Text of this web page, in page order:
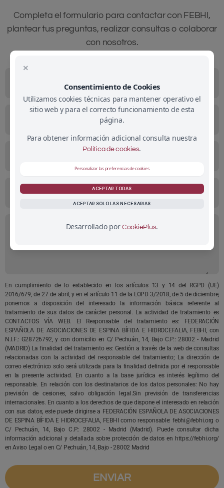
Completa el formulario para contactar con FEBHI,
plantear tus preguntas, realizar consultas o colaborar
con nosotros.
En cumplimiento de lo establecido en los artículos 13 y 14 del RGPD (UE)
2016/679, de 27 de abril, y en el artículo 11 de la LOPD 3/2018, de 5 de diciembre,
ponemos a disposición del interesado la información básica referente al
tratamiento de sus datos de carácter personal. La actividad de tratamiento es
CONTACTOS VÍA WEB. El Responsable del tratamiento es: FEDERACIÓN
ESPAÑOLA DE ASOCIACIONES DE ESPINA BÍFIDA E HIDROCEFALIA, FEBHI, con
N.I.F.: G28726792, y con domicilio en C/ Pechuán, 14, Bajo C.P.: 28002 - Madrid
(MADRID) La finalidad del tratamiento es: Gestión a través de la web de consultas
relacionadas con la actividad del responsable del tratamiento; La dirección de
correo electrónico solo será utilizada para la finalidad definida por el responsable
en la presente actividad. En cuanto a la base jurídica es interés legítimo del
responsable. En relación con los destinatarios de los datos personales: No hay
previsión de cesiones, salvo obligación legal.Sin previsión de transferencias
internacionales. En cuanto a los derechos de que dispone el interesado en relación
con sus datos, este puede dirigirse a FEDERACIÓN ESPAÑOLA DE ASOCIACIONES
DE ESPINA BÍFIDA E HIDROCEFALIA, FEBHI como responsable: febhi@febhi.org o
C/ Pechuán, 14, Bajo C.P.: 28002 - Madrid (Madrid). Puede consultar dicha
información adicional y detallada sobre protección de datos en https://febhi.org/
en Aviso Legal o en C/ Pechuán, 14, Bajo - 28002 Madrid
ENVIAR
×
Consentimiento de Cookies
Utilizamos cookies técnicas para mantener operativo el
sitio web y para el correcto funcionamiento de esta
página.
Para obtener información adicional consulta nuestra
Política de cookies.
Personalizar las preferencias de cookies
ACEPTAR TODAS
ACEPTAR SOLO LAS NECESARIAS
Desarrollado por CookiePlus.